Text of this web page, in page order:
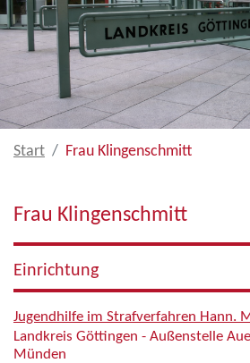
Start Frau Klingenschmitt
Frau Klingenschmitt
Einrichtung
Jugendhilfe im Strafverfahren Hann.
Landkreis Göttingen - Außenstelle
Münden